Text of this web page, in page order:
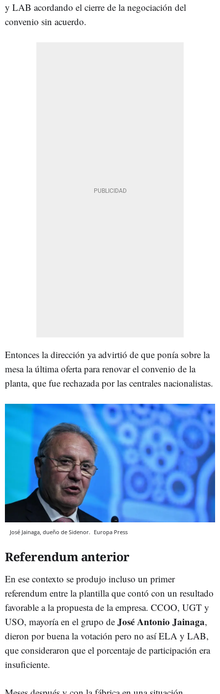
y LAB acordando el cierre de la negociación del
convenio sin acuerdo.
Entonces la dirección ya advirtió de que ponía sobre la
mesa la última oferta para renovar el convenio de la
planta, que fue rechazada por las centrales nacionalistas.
José Jainaga, dueño de Sidenor. Europa Press
Referendum anterior
En ese contexto se produjo incluso un primer
referendum entre la plantilla que contó con un resultado
favorable a la propuesta de la empresa. CCOO, UGT y
USO, mayoría en el grupo de José Antonio Jainaga,
dieron por buena la votación pero no así ELA y LAB,
que consideraron que el porcentaje de participación era
insuficiente.